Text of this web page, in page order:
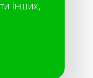
інших,